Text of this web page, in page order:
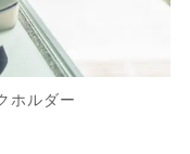
ホルダー